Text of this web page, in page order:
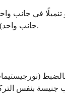
تنميلًا في
جانب واحد)، وتغيرات مفاجئة في الرؤية. إذا واجهتِ أيًا من هذه الأعراض أثناء تناول "ميلي"، فاطلبي الرعاية الطارئة.